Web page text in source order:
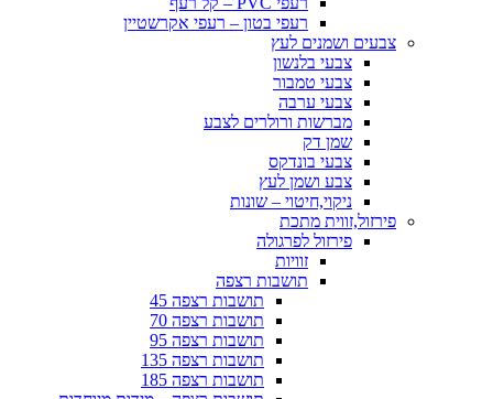
רעפי בטון – רעפי אקרשטיין
צבעים ושמנים לעץ
צבעי בלנשון
צבעי טמבור
צבעי ערבה
מברשות ורולרים לצבע
שמן דק
צבעי בונדקס
צבע ושמן לעץ
ניקוי,חיטוי – שונות
פירזול,זווית מתכת
פירזול לפרגולה
זוויות
תושבות רצפה
תושבות רצפה 45
תושבות רצפה 70
תושבות רצפה 95
תושבות רצפה 135
תושבות רצפה 185